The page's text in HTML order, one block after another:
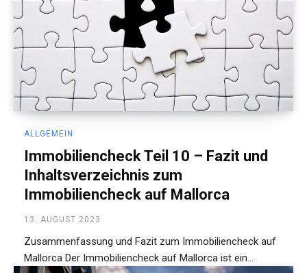
ALLGEMEIN
Immobiliencheck Teil 10 – Fazit und
Inhaltsverzeichnis zum
Immobiliencheck auf Mallorca
13. AUGUST 2023
Zusammenfassung und Fazit zum Immobiliencheck auf
Mallorca Der Immobiliencheck auf Mallorca ist ein...